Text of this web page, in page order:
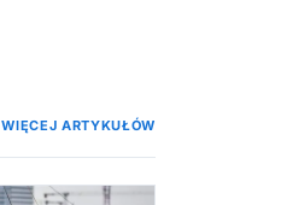
WIĘCEJ ARTYKUŁÓW